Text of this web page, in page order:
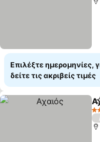
Επιλέξτε ημερομηνίες,
δείτε τις ακριβείς τιμές
2